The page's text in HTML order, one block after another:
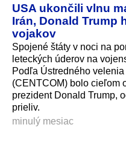
USA ukončili vlnu
Irán, Donald Trump
vojakov
Spojené štáty v noci na
leteckých úderov na
Podľa Ústredného
(CENTCOM) bolo cieľom
prezident Donald Trump,
prieliv.
minulý mesiac